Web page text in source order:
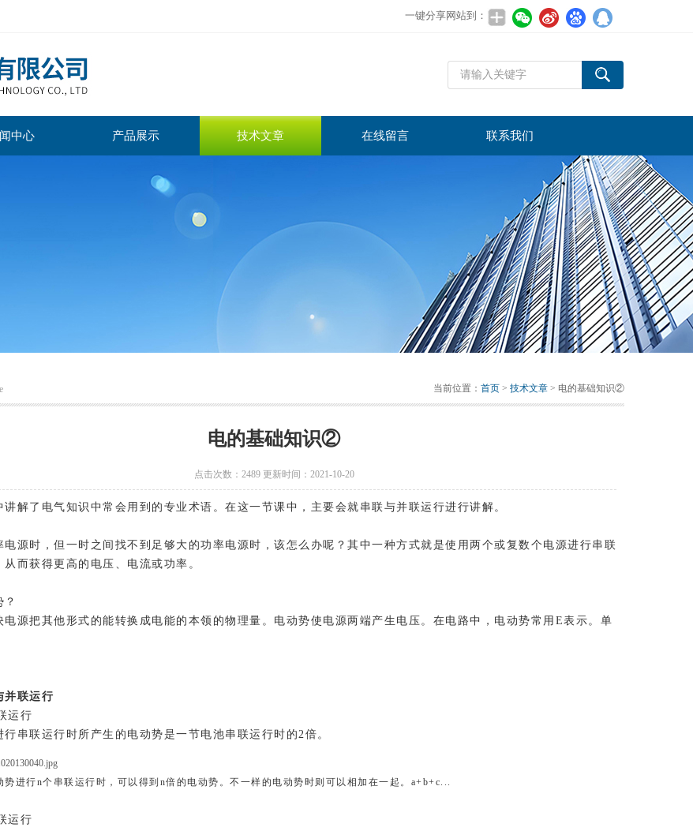
一键分享网站到：
中心 产品展示 技术文章 在线留言 联系我们
当前位置： 首页 > 技术文章 > 电的基础知识②
电的基础知识②
点击次数：2489 更新时间：2021-10-20
讲解了电气知识中常会用到的专业术语。在这一节课中，主要会就串联与并联运行进行讲解。
电源时，但一时之间找不到足够大的功率电源时，该怎么办呢？其中一种方式就是使用两个或复数个电源进行串联
而获得更高的电压、电流或功率。
电源把其他形式的能转换成电能的本领的物理量。电动势使电源两端产生电压。在电路中，电动势常用E表示。单
并联运行
运行
行串联运行时所产生的电动势是一节电池串联运行时的2倍。
进行n个串联运行时，可以得到n倍的电动势。不一样的电动势时则可以相加在一起。a+b+c...
运行